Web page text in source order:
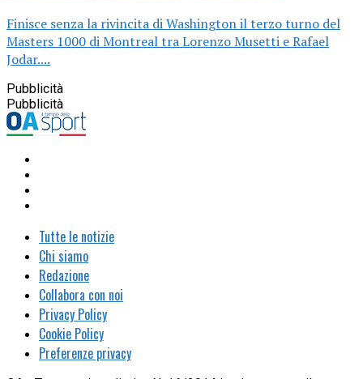
Finisce senza la rivincita di Washington il terzo turno del
Masters 1000 di Montreal tra Lorenzo Musetti e Rafael
Jodar....
Pubblicità
Pubblicità
Tutte le notizie
Chi siamo
Redazione
Collabora con noi
Privacy Policy
Cookie Policy
Preferenze privacy